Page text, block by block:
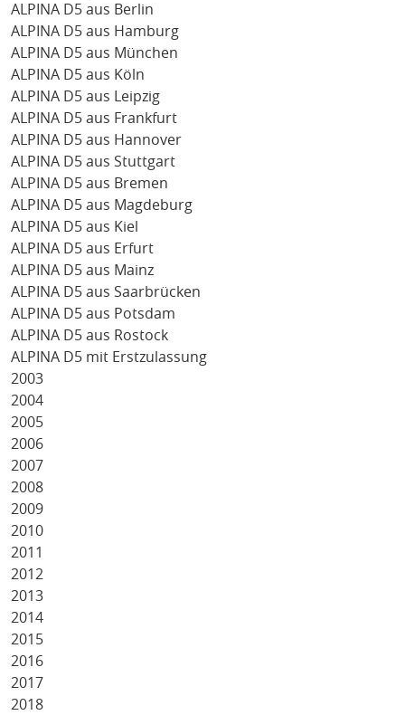
ALPINA D5 aus Berlin
ALPINA D5 aus Hamburg
ALPINA D5 aus München
ALPINA D5 aus Köln
ALPINA D5 aus Leipzig
ALPINA D5 aus Frankfurt
ALPINA D5 aus Hannover
ALPINA D5 aus Stuttgart
ALPINA D5 aus Bremen
ALPINA D5 aus Magdeburg
ALPINA D5 aus Kiel
ALPINA D5 aus Erfurt
ALPINA D5 aus Mainz
ALPINA D5 aus Saarbrücken
ALPINA D5 aus Potsdam
ALPINA D5 aus Rostock
ALPINA D5 mit Erstzulassung
2003
2004
2005
2006
2007
2008
2009
2010
2011
2012
2013
2014
2015
2016
2017
2018